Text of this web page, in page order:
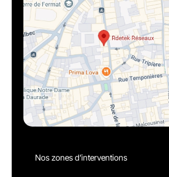
Nos zones d’interventions